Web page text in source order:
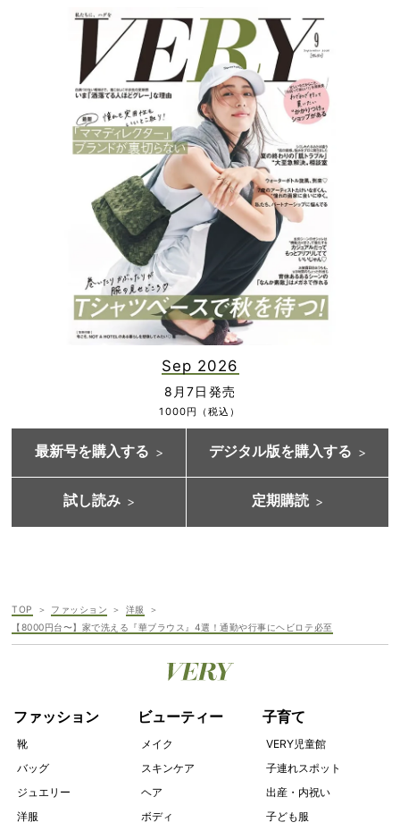
Sep 2026
8月7日発売
1000円（税込）
最新号を購入する デジタル版を購入する
試し読み 定期購読
TOP ファッション
洋服
【8000円台〜】家で洗える『華ブラウス』4選！通勤や行事にヘビロテ必至
ファッション
靴
バッグ
ジュエリー
洋服
ビューティー
メイク
スキンケア
ヘア
ボディ
子育て
VERY児童館
子連れスポット
出産・内祝い
子ども服